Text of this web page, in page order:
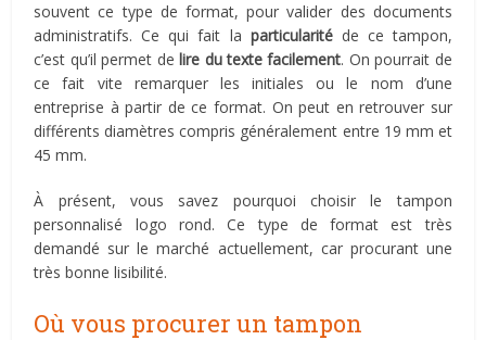
souvent ce type de format, pour valider des documents
administratifs. Ce qui fait la particularitéde ce tampon,
c’est qu’il permet delire du texte facilement. On pourrait de
ce fait vite remarquer les initiales ou le nom d’une
entreprise à partir de ce format. On peut en retrouver sur
différents diamètres compris généralement entre 19 mm et
45 mm.
À présent, vous savez pourquoi choisir le tampon
personnalisé logo rond. Ce type de format est très
demandé sur le marché actuellement, car procurant une
très bonne lisibilité.
Où vous procurer un tampon